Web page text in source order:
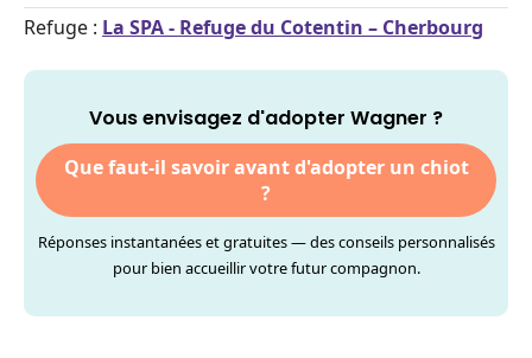
Refuge : La SPA - Refuge du Cotentin – Cherbourg
Vous envisagez d'adopter Wagner ?
Que faut-il savoir avant d'adopter un chiot
?
Réponses instantanées et gratuites — des conseils personnalisés
pour bien accueillir votre futur compagnon.